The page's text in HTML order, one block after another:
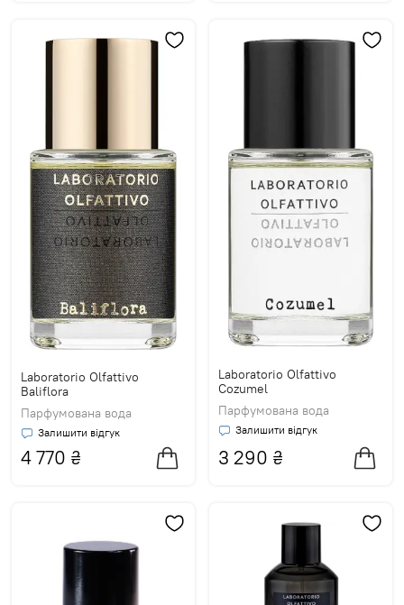
Laboratorio Olfattivo
Baliflora
Парфумована вода
Залишити відгук
4 770 ₴
Laboratorio Olfattivo
Cozumel
Парфумована вода
Залишити відгук
3 290 ₴